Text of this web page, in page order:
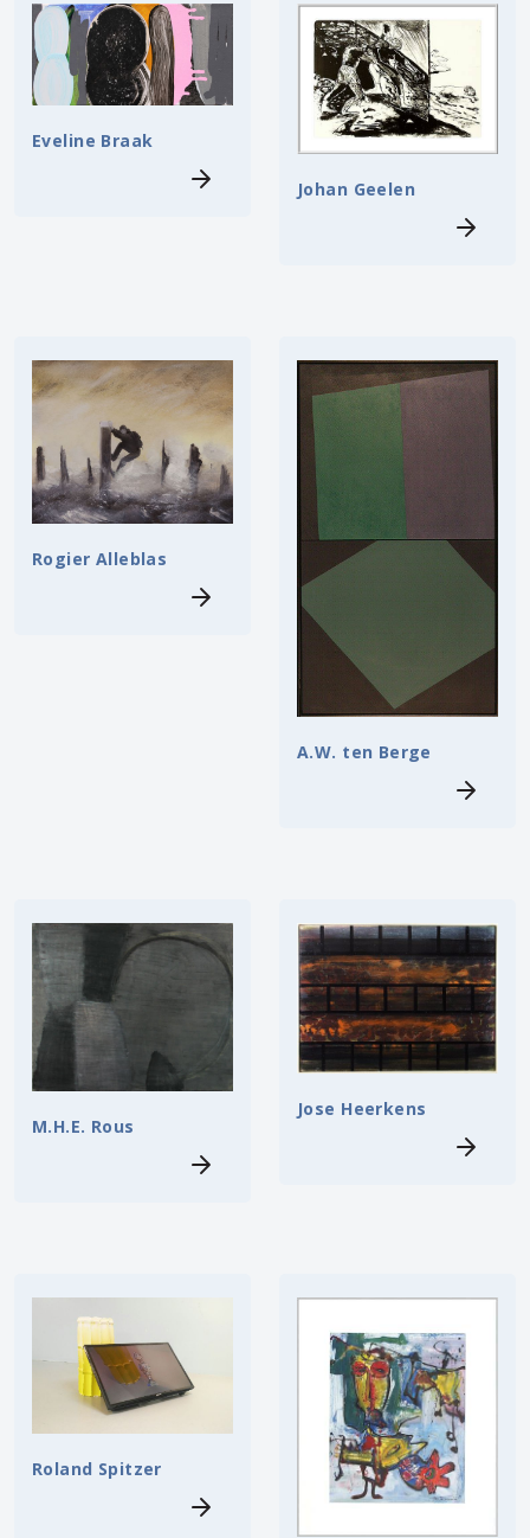
Eveline Braak
Johan Geelen
Rogier Alleblas
A.W. ten Berge
M.H.E. Rous
Jose Heerkens
Roland Spitzer